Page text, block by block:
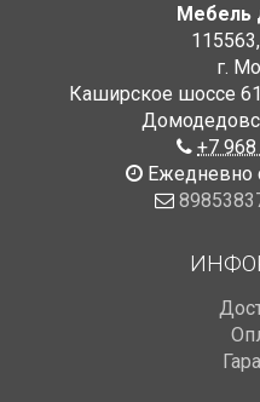
Мебель
115563,
г.
Каширское шоссе
+7
Ежедневно